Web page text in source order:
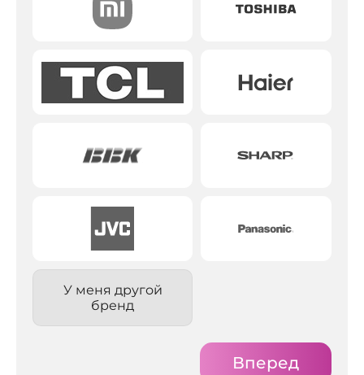
У меня другой
бренд
Вперед